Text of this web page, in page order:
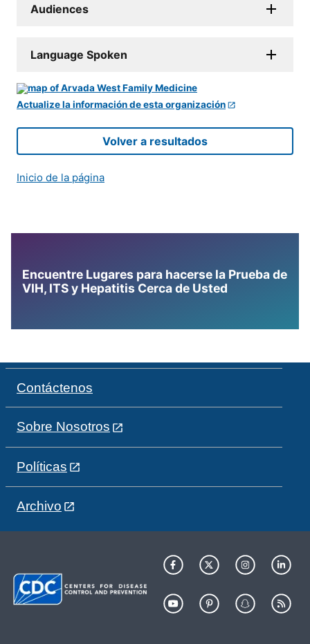
Audiences
Language Spoken
Actualize la información de esta organización
Volver a resultados
Inicio de la página
Encuentre Lugares para hacerse la Prueba de
VIH, ITS y Hepatitis Cerca de Usted
Contáctenos
Sobre Nosotros
Políticas
Archivo